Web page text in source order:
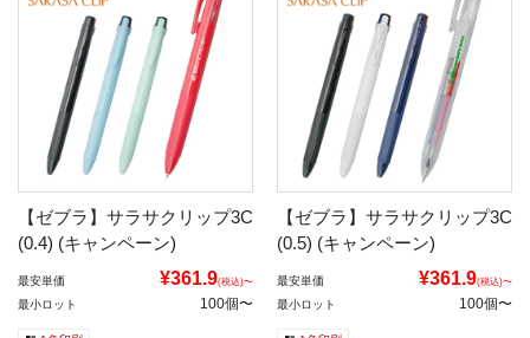
【ゼブラ】サラサクリップ3C
(0.4) (キャンペーン)
最安単価 ¥361.9(税込)〜
最小ロット 100個〜
【ゼブラ】サラサクリップ3C
(0.5) (キャンペーン)
最安単価 ¥361.9(税込)〜
最小ロット 100個〜